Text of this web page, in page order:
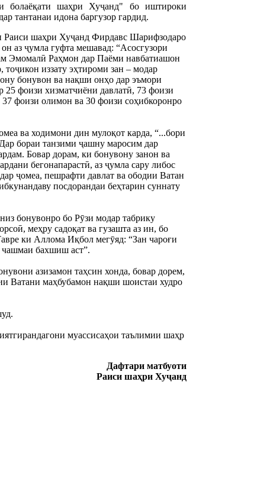
болаёқати шаҳри Хуҷанд" бо иштироки
тантанаи идона баргузор гардид.
шаҳри Хуҷанд Фирдавс Шарифзодаро
аз ҷумла гуфта мешавад: “Асосгузори
Эмомалӣ Раҳмон дар Паёми навбатиашон
иззату эҳтироми зан – модар
бонувон ва нақши онҳо дар эъмори
25 фоизи хизматчиёни давлатӣ, 73 фоизи
фоизи олимон ва 30 фоизи соҳибкоронро
ва ходимони дин мулоқот карда, “...бори
бораи танзими ҷашну маросим дар
Бовар дорам, ки бонувону занон ва
бегонапарастӣ, аз ҷумла сару либос
ҷомеа, пешрафти давлат ва ободии Ватан
посдорандаи беҳтарин суннату
бонувонро бо Рӯзи модар табрику
меҳру садоқат ва гузашта аз ин, бо
ки Аллома Иқбол мегӯяд: “Зан чароғи
чашмаи бахшиш аст”.
азизамон таҳсин хонда, бовар дорем,
Ватани маҳбубамон нақши шоистаи худро
муассисаҳои таълимии шаҳр
Дафтари матбуоти
Раиси шаҳри Хуҷанд